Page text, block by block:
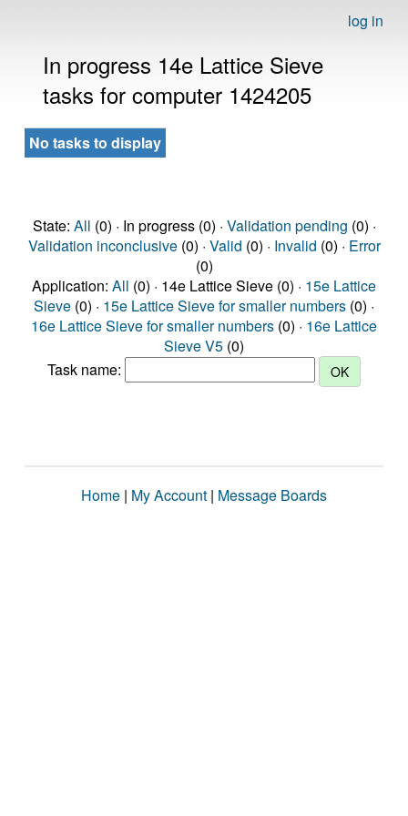
log in
In progress 14e Lattice Sieve
tasks for computer 1424205
No tasks to display
State: All (0) · In progress (0) · Validation pending (0) ·
Validation inconclusive(0) · Valid (0) · Invalid (0) · Error
(0)
Application: All (0) · 14e Lattice Sieve (0) · 15e Lattice
Sieve (0) · 15e Lattice Sieve for smaller numbers (0) ·
16e Lattice Sieve for smaller numbers (0) · 16e Lattice
Sieve V5 (0)
Task name:
Home | My Account | Message Boards